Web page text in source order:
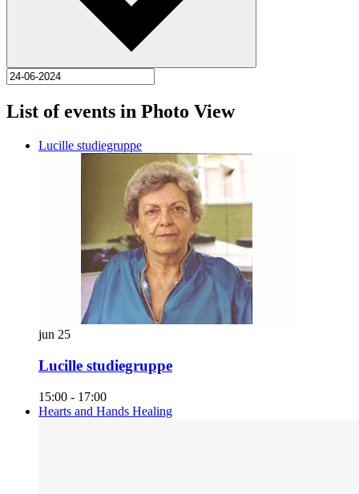
List of events in Photo View
Lucille studiegruppe
jun 25
Lucille studiegruppe
15:00 - 17:00
Hearts and Hands Healing